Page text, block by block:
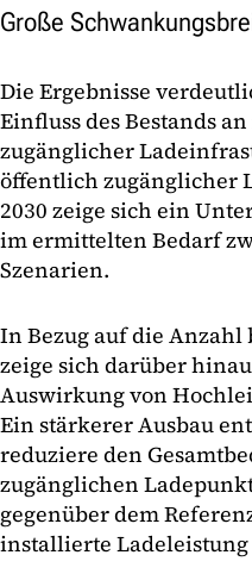
Große
Die Ergebnisse
Einfluss des Bestands
zugänglicher
öffentlich zugänglicher
2030 zeige sich ein
im ermittelten Bedarf
Szenarien.
In Bezug auf die
zeige sich darüber
Auswirkung von
Ein stärkerer Ausbau
reduziere den
zugänglichen
gegenüber dem
installierte